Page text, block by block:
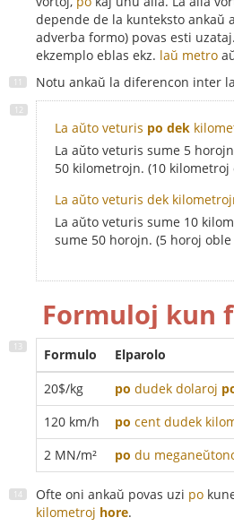
depende de la kunteksto ankaŭ
adverba formo) povas esti
ekzemplo eblas ekz. laŭ metro
Notu ankaŭ la diferencon inter
La aŭto veturis po dek
La aŭto veturis sume 5
50 kilometrojn. (10
La aŭto veturis dek
La aŭto veturis sume 10
sume 50 horojn. (5 horoj
Formuloj kun
Formulo
Elparolo
20$/kg
po dudek dolaroj
120 km/h
po cent dudek
2 MN/m²
po du
Ofte oni ankaŭ povas uzi po
kilometroj hore.